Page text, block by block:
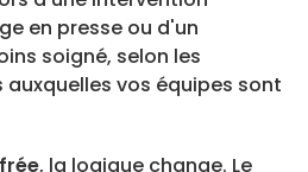
en presse ou d'un
soigné, selon les
vos équipes sont
, la logique change. Le